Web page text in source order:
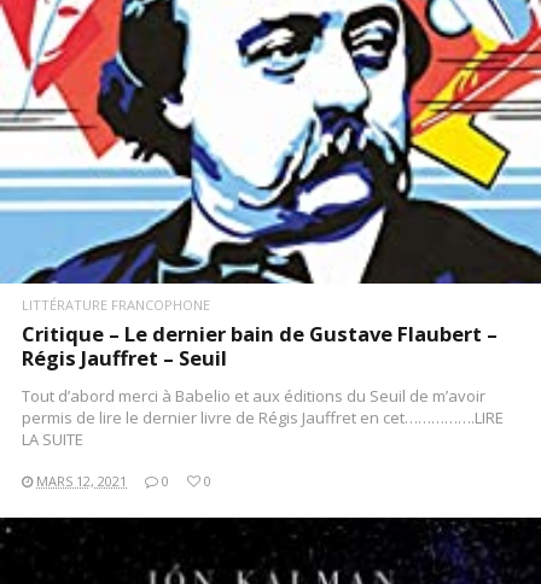
LITTÉRATURE FRANCOPHONE
Critique – Le dernier bain de Gustave Flaubert –
Régis Jauffret – Seuil
Tout d’abord merci à Babelio et aux éditions du Seuil de m’avoir
permis de lire le dernier livre de Régis Jauffret en cet…………….LIRE
LA SUITE
MARS 12, 2021 0 0